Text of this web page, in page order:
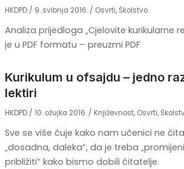
HKDPD / 9. svibnja 2016. / Osvrti,Školstvo
Analiza prijedloga „Cjelovite kurikularne
je u PDF formatu – preuzmi PDF
Kurikulum u ofsajdu – jedno
lektiri
HKDPD / 10. ožujka 2016. / Književnost, Osvrti,
Sve se više čuje kako nam učenici ne
„dosadna, daleka“, da je treba
približiti“ kako bismo dobili čitatelje.